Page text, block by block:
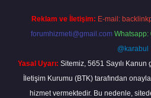
Reklam ve İletişim: E-mail:
forumhizmeti@gmail.com Whatsapp:
@karabul
Yasal Uyarı: Sitemiz, 5651 Sayılı
İletişim Kurumu (BTK) tarafından
hizmet vermektedir. Bu nedenle,